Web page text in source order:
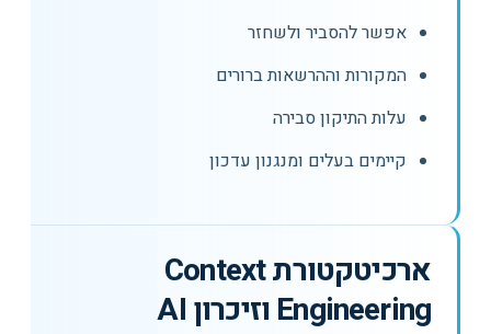
אפשר להסביר ולשחזר
המקורות וההרשאות ברורים
עלות התיקון סבירה
קיימים בעלים ומנגנון עדכון
ארכיטקטורת Context
Engineering וזיכרון AI